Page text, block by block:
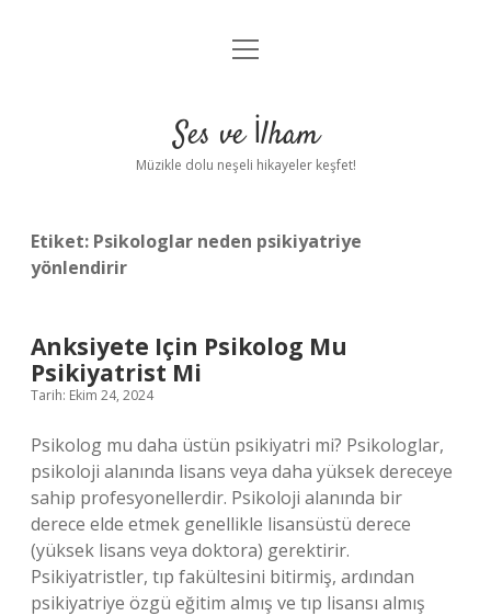
Anasayfa
Yasal Uyarı
menüyü
Ses ve İlham
Müzikle dolu neşeli hikayeler keşfet!
Etiket: Psikologlar neden psikiyatriye
yönlendirir
Anksiyete Için Psikolog Mu
Psikiyatrist Mi
Tarih: Ekim 24, 2024
Psikolog mu daha üstün psikiyatri mi? Psikologlar,
psikoloji alanında lisans veya daha yüksek dereceye
sahip profesyonellerdir. Psikoloji alanında bir
derece elde etmek genellikle lisansüstü derece
(yüksek lisans veya doktora) gerektirir.
Psikiyatristler, tıp fakültesini bitirmiş, ardından
psikiyatriye özgü eğitim almış ve tıp lisansı almış